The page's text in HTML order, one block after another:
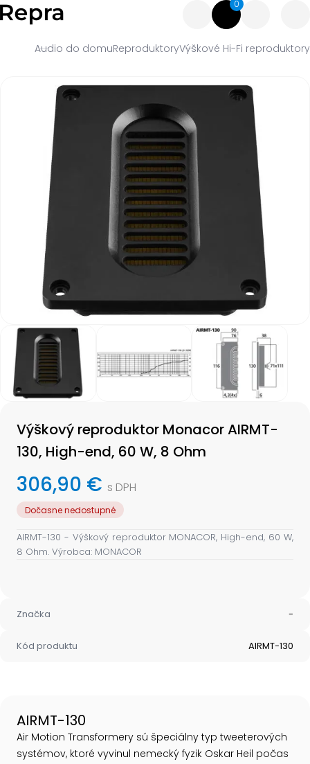
0
Audio do domuReproduktoryVýškové Hi-Fi reproduktory
Item
Výškový reproduktor Monacor AIRMT-
130, High-end, 60 W, 8 Ohm
306,90 € s DPH
Dočasne nedostupné
AIRMT-130 - Výškový reproduktor MONACOR, High-end, 60 W,
8 Ohm. Výrobca: MONACOR
Značka -
Kód produktu AIRMT-130
AIRMT-130
Air Motion Transformery sú špeciálny typ tweeterových
systémov, ktoré vyvinul nemecký fyzik Oskar Heil počas